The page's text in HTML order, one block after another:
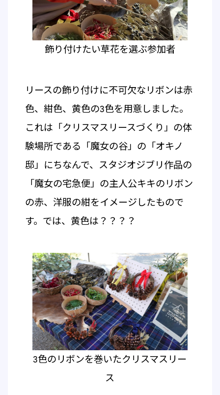
飾り付けたい草花を選ぶ参加者
リースの飾り付けに不可欠なリボンは赤
色、紺色、黄色の3色を用意しました。
これは「クリスマスリースづくり」の体
験場所である「魔女の谷」の「オキノ
邸」にちなんで、スタジオジブリ作品の
「魔女の宅急便」の主人公キキのリボン
の赤、洋服の紺をイメージしたもので
す。では、黄色は？？？？
3色のリボンを巻いたクリスマスリー
ス